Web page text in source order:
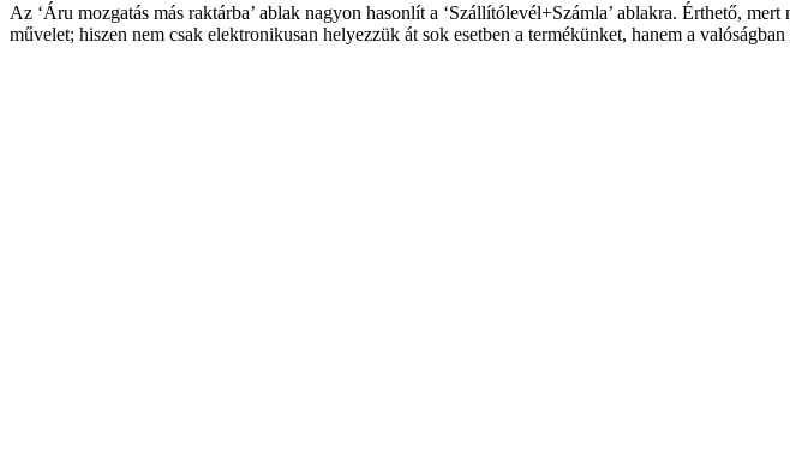
Az ‘Áru mozgatás más raktárba’ ablak nagyon hasonlít a ‘Szállítólevél+Számla’ ablakra. Érthető,
művelet; hiszen nem csak elektronikusan helyezzük át sok esetben a termékünket, hanem a